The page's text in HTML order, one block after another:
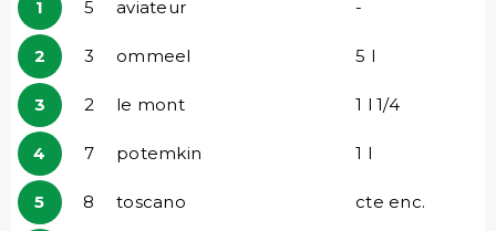
1 5 aviateur -
2 3 ommeel 5 l
3 2 le mont 1 l 1/4
4 7 potemkin 1 l
5 8 toscano cte enc.